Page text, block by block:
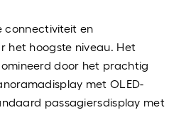
connectiviteit en
het hoogste niveau. Het
door het prachtig
met OLED-
passagiersdisplay met